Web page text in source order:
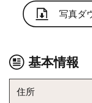
写真ダ
基本情報
住所